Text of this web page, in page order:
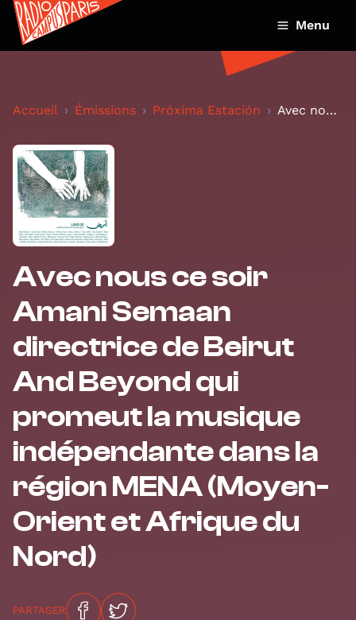
Menu
Accueil Émissions Próxima Estación Avec nous ce soir Amani Semaan directrice de Beiru...
Avec nous ce soir
Amani Semaan
directrice de Beirut
And Beyond qui
promeut la musique
indépendante dans la
région MENA (Moyen-
Orient et Afrique du
Nord)
PARTAGER